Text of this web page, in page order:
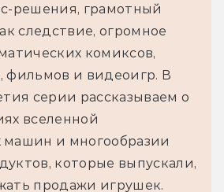
решения, грамотный
следствие, огромное
комиксов,
фильмов и видеоигр. В
серии рассказываем о
вселенной
и многообразии
которые выпускали,
продажи игрушек.